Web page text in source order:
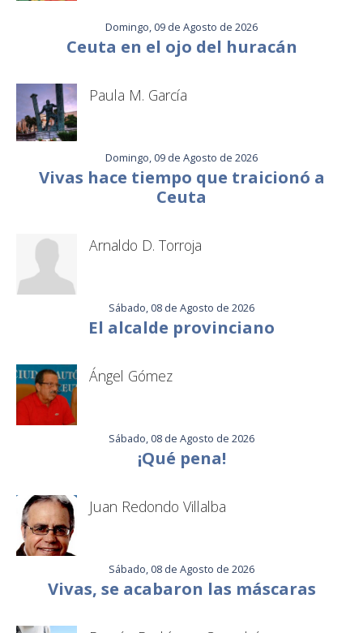
Domingo, 09 de Agosto de 2026
Ceuta en el ojo del huracán
Paula M. García
Domingo, 09 de Agosto de 2026
Vivas hace tiempo que traicionó a
Ceuta
Arnaldo D. Torroja
Sábado, 08 de Agosto de 2026
El alcalde provinciano
Ángel Gómez
Sábado, 08 de Agosto de 2026
¡Qué pena!
Juan Redondo Villalba
Sábado, 08 de Agosto de 2026
Vivas, se acabaron las máscaras